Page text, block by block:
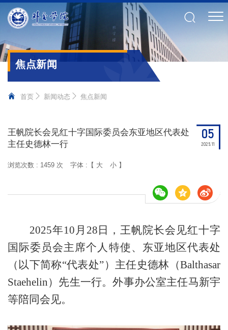
焦点新闻
首页 新闻动态 焦点新闻
王帆院长会见红十字国际委员会东亚地区代表处
主任史德林一行
浏览次数 : 1459 次 字体 :【 大 小 】
05
2025.11
2025年10 月 28 日，王帆院长会见红十字
国际委员会主席个人特使、东亚地区代表处
（以下简称“代表处”）主任史德林（Balthasar
Staehelin）先生一行。外事办公室主任马新宇
等陪同会见。